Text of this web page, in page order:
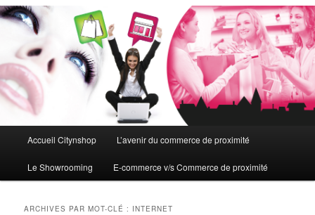
principal
Accueil Citynshop L’avenir du commerce de proximité
Le Showrooming E-commerce v/s Commerce de proximité
ARCHIVES PAR MOT-CLÉ : INTERNET